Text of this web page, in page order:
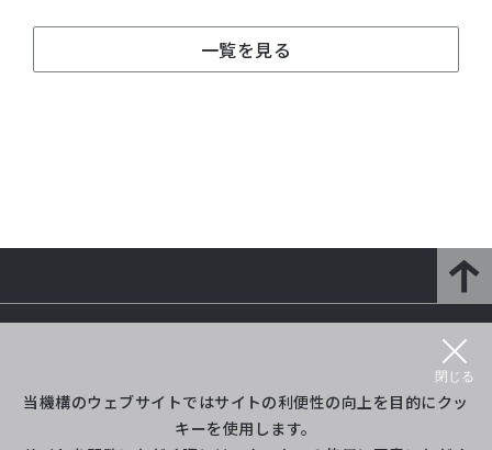
閉じる
当機構のウェブサイトではサイトの利便性の向上を目的にクッ
キーを使用します。
一覧を見る
プロジェクト等紹介 イベント